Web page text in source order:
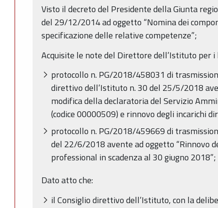
Visto il decreto del Presidente della Giunta
del 29/12/2014 ad oggetto “Nomina dei
specificazione delle relative competenze”;
Acquisite le note del Direttore dell’Istituto per
protocollo n. PG/2018/458031 di
direttivo dell’Istituto n. 30 del 25/5/2018
modifica della declaratoria del Servizio
(codice 00000509) e rinnovo degli incarichi
protocollo n. PG/2018/459669 di
del 22/6/2018 avente ad oggetto “Rinnovo
professional in scadenza al 30 giugno 2018”;
Dato atto che:
il Consiglio direttivo dell’Istituto, con la